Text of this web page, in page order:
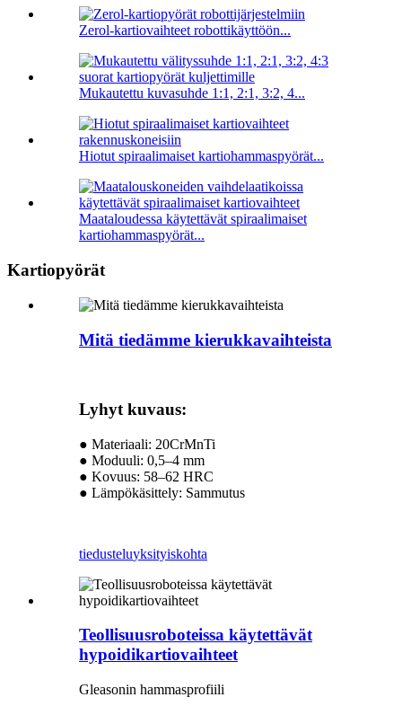
Zerol-kartiovaihteet robottikäyttöön...
Mukautettu kuvasuhde 1:1, 2:1, 3:2, 4...
Hiotut spiraalimaiset kartiohammaspyörät...
Maataloudessa käytettävät spiraalimaiset
kartiohammaspyörät...
Kartiopyörät
Mitä tiedämme kierukkavaihteista
Lyhyt kuvaus:
● Materiaali: 20CrMnTi
● Moduuli: 0,5–4 mm
● Kovuus: 58–62 HRC
● Lämpökäsittely: Sammutus
tiedusteluyksityiskohta
Teollisuusroboteissa käytettävät
hypoidikartiovaihteet
Gleasonin hammasprofiili